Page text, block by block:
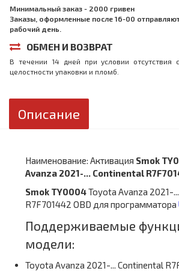
Минимальный заказ - 2000 гривен
Заказы, оформленные после 16-00
рабочий день.
ОБМЕН И ВОЗВРАТ
В течении 14 дней при условии отсутствия
целостности упаковки и пломб.
Описание
Наименование: Активация Smok
Avanza 2021-... Continental
Smok TY0004Toyota Avanza 2021-
R7F701442 OBD для программатора
Поддерживаемые
модели:
Toyota Avanza 2021-... Continental